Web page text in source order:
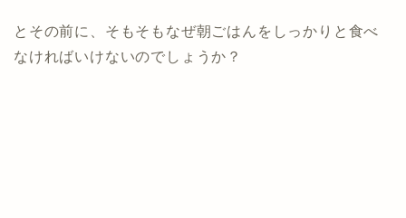
とその前に、そもそもなぜ朝ごはんをしっかりと食べ
なければいけないのでしょうか？